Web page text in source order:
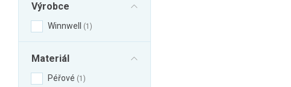
Výrobce
Winnwell 1
Materiál
Péřové 1